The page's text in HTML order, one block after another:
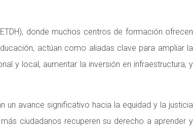
donde muchos centros de formación ofrecen
actúan como aliadas clave para ampliar la
y local, aumentar la inversión en infraestructura, y
un avance significativo hacia la equidad y la justicia
ciudadanos recuperen su derecho a aprender y